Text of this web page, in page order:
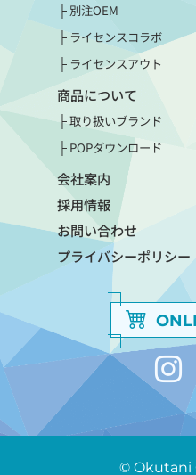
別注OEM
ライセンスコラボ
ライセンスアウト
商品について
取り扱いブランド
POPダウンロード
会社案内
採用情報
お問い合わせ
プライバシーポリシー
© Okutani